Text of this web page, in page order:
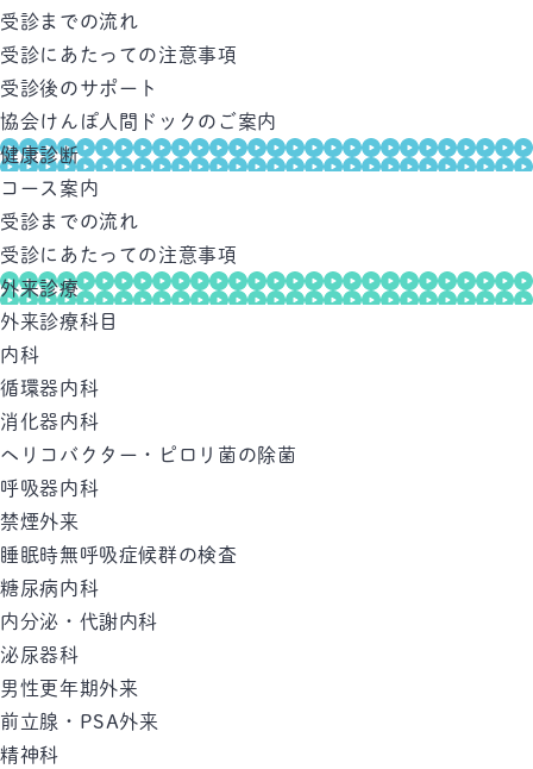
受診までの流れ
受診にあたっての注意事項
受診後のサポート
協会けんぽ人間ドックのご案内
健康診断
コース案内
受診までの流れ
受診にあたっての注意事項
外来診療
外来診療科目
内科
循環器内科
消化器内科
ヘリコバクター・ピロリ菌の除菌
呼吸器内科
禁煙外来
睡眠時無呼吸症候群の検査
糖尿病内科
内分泌・代謝内科
泌尿器科
男性更年期外来
前立腺・PSA外来
精神科